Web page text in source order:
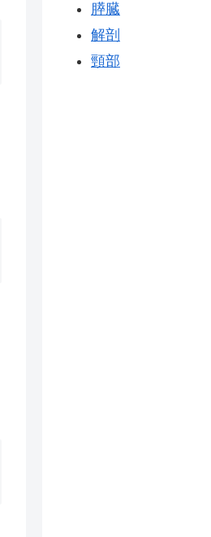
膵臓
解剖
頸部